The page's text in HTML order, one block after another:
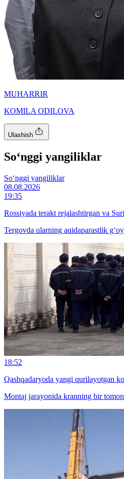
MUHARRIR
KOMILA ODILOVA
Ulashish
So‘nggi yangiliklar
So‘nggi yangiliklar
08.08.2026
19:35
Rossiyada terakt rejalashtirgan va
Tergovda ularning aqidaparastlik
18:52
Qashqadaryoda yangi qurilayotgan
Montaj jarayonida kranning bir